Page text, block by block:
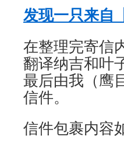
发现一只来自
在整理完寄信
翻译纳吉和叶
最后由我（鹰
信件。
信件包裹内容